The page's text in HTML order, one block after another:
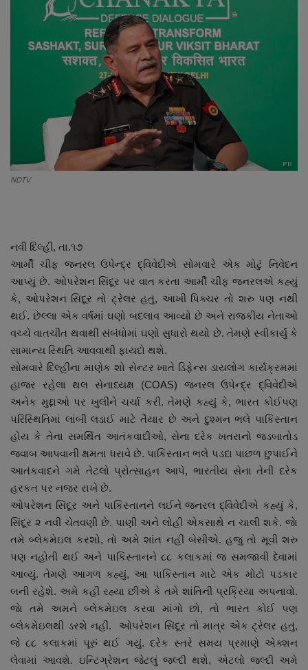
About Author
Contact
આંતરરાષ્ટ્રીય
રાષ્ટ્રીય
ગુજરાત
Support US
બજારના સમાચાર
નાણાંકીય સમાચાર
સ્થાનિક સમાચાર
સ્પોર્ટ્સ
રાશિફળ
ગુનાખોરી
બોલિવૂડ
સ્વાસ્થ્ય
NDTV
નવી દિલ્હી, તા.૧૭
આર્મી ચીફ જનરલ ઉપેન્દ્ર દ્વિવેદીએ સોમવારે એક મોટું નિવેદન
આપ્યું છે. ઓપરેશન સિંદૂર પર વાત કરતા આર્મી ચીફ જનરલએ કહ્યું
કે, ઓપરેશન સિંદૂર તો ટ્રેલર હતું, આખી પિક્ચર તો શરુ પણ નથી
થઈ. છેલ્લા એક વર્ષમાં ઘણો બદલાવ આવ્યો છે અને રાજકીય નેતાઓ
વચ્ચે વાતચીત થવાથી સંબંધોમાં ઘણો સુધારો થયો છે. તેમણે સ્વીકાર્યું કે
સામાન્ય સ્થિતિ આવવાથી ફાયદો થશે.
સોમવારે દિલ્હીના માણેક શો સેન્ટર ખાતે ડિફેન્સ ડાયલોગ કાર્યક્રમમાં
હાજર રહેલા થલ સેનાધ્યક્ષ (COAS) જનરલ ઉપેન્દ્ર દ્વિવેદીએ
અનેક મુદ્દાઓ પર ખુલીને ચર્ચા કરી. તેમણે કહ્યું કે, ભારત કોઈપણ
પરિસ્થિતિમાં લાંબી લડાઈ માટે તૈયાર છે અને દુશ્મન ભલે પાકિસ્તાન
હોય કે તેના સમર્થિત આતંકવાદીઓ, સેના દરેક ખતરાનો જડબાતોડ
જવાબ આપવાની ક્ષમતા ધરાવે છે. પાકિસ્તાન ભલે પડદા પાછળ છુપાઈને
આતંકવાદને ગમે તેટલો પ્રોત્સાહન આપે, ભારતીય સેના તેની દરેક
હરકત પર નજર રાખે છે.
ઓપરેશન સિંદૂર અને પાકિસ્તાનને લઈને જનરલ દ્વિવેદીએ કહ્યું કે,
સિંદૂર ૨ નવી ચેતવણી છે. પાણી અને લોહી એકસાથે ન ચાલી શકે. જાે
તમે બ્લેકમેઇલ કરશો, તો અમે શાંત નહીં બેસીએ. હજુ તો મૂવી શરુ
પણ નહોતી થઈ અને પાકિસ્તાનને ૮૮ કલાકમાં જ સમજાવી દેવામાં
આવ્યું. તેમણે આગળ કહ્યું, આ પાકિસ્તાન માટે એક મોટો પડકાર
બની રહેશે. અમે કહી રહ્યા છીએ કે તમે શાંતિની પ્રક્રિયા અપનાવો.
જાે તમે અમને બ્લેકમેઇલ કરવા માંગો છો, તો ભારત કોઈ પણ
બ્લેકમેઇલથી ડરશે નહીં. ઓપરેશન સિંદૂર તો માત્ર એક ટ્રેલર હતું,
જે ૮૮ કલાકમાં પૂરું થઈ ગયું. દરેક સ્તરે સમય પ્રમાણે એક્શન
લેવામાં આવશે. ઇન્ટિગ્રેશન જેટલું જલ્દી થશે, એટલો જલ્દી અમે